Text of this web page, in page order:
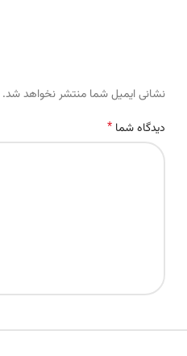
نشانی ایمیل شما منتشر نخواهد شد.
دیدگاه شما *